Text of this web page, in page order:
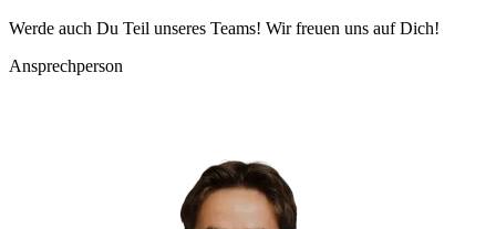
Werde auch Du Teil unseres Teams! Wir freuen uns auf Dich!
Ansprechperson